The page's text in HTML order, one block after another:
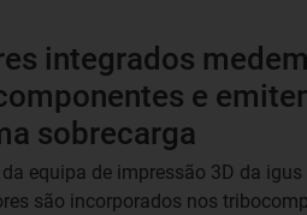
integrados
e
sobrecarga
equipa de impressão 3D da
são incorporados nos